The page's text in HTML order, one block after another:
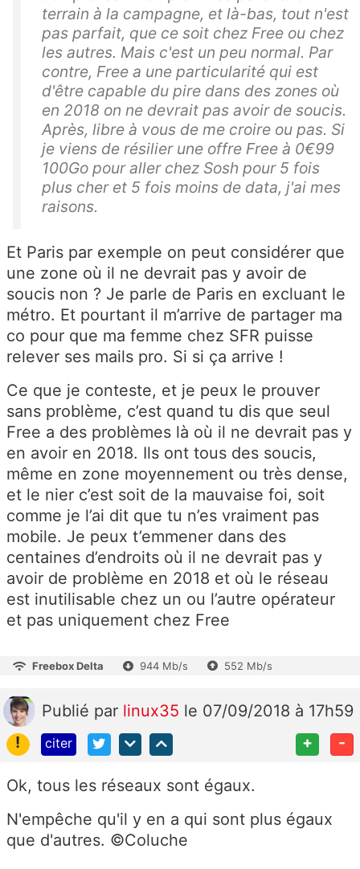
terrain à la campagne, et là-bas, tout n'est
pas parfait, que ce soit chez Free ou chez
les autres. Mais c'est un peu normal. Par
contre, Free a une particularité qui est
d'être capable du pire dans des zones où
en 2018 on ne devrait pas avoir de soucis.
Après, libre à vous de me croire ou pas. Si
je viens de résilier une offre Free à 0€99
100Go pour aller chez Sosh pour 5 fois
plus cher et 5 fois moins de data, j'ai mes
raisons.
Et Paris par exemple on peut considérer que
une zone où il ne devrait pas y avoir de
soucis non ? Je parle de Paris en excluant le
métro. Et pourtant il m’arrive de partager ma
co pour que ma femme chez SFR puisse
relever ses mails pro. Si si ça arrive !
Ce que je conteste, et je peux le prouver
sans problème, c’est quand tu dis que seul
Free a des problèmes là où il ne devrait pas y
en avoir en 2018. Ils ont tous des soucis,
même en zone moyennement ou très dense,
et le nier c’est soit de la mauvaise foi, soit
comme je l’ai dit que tu n’es vraiment pas
mobile. Je peux t’emmener dans des
centaines d’endroits où il ne devrait pas y
avoir de problème en 2018 et où le réseau
est inutilisable chez un ou l’autre opérateur
et pas uniquement chez Free
Freebox Delta 944 Mb/s 552 Mb/s
Publié par linux35 le 07/09/2018 à 17h59
!
citer + -
Ok, tous les réseaux sont égaux.
N'empêche qu'il y en a qui sont plus égaux
que d'autres. ©Coluche